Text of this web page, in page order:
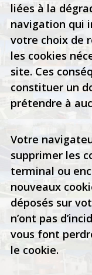
liées à la
navigation qui
votre choix de
les cookies
site. Ces
constituer un
prétendre à
Votre
supprimer les
terminal ou
nouveaux
déposés sur
n’ont pas
vous font
le cookie.